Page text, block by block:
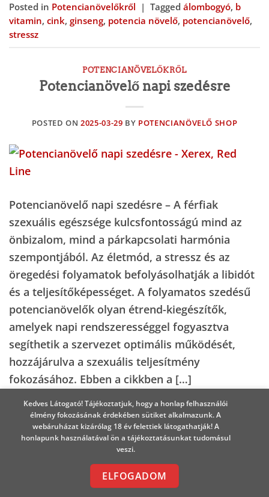
Posted in Potencianövelőkről | Tagged álombogyó, b
vitamin, cink, ginseng, potencia növelő, potencianövelő,
stressz
POTENCIANÖVELŐKRŐL
Potencianövelő napi szedésre
POSTED ON2025-03-29 BY POTENCIANÖVELŐ SHOP
Potencianövelő napi szedésre – A férfiak
szexuális egészsége kulcsfontosságú mind az
önbizalom, mind a párkapcsolati harmónia
szempontjából. Az életmód, a stressz és az
öregedési folyamatok befolyásolhatják a libidót
és a teljesítőképességet. A folyamatos szedésű
potencianövelők olyan étrend-kiegészítők,
amelyek napi rendszerességgel fogyasztva
segíthetik a szervezet optimális működését,
hozzájárulva a szexuális teljesítmény
fokozásához. Ebben a cikkben a […]
TOVÁBB OLVASOM→
likopin,maca,potencia
potencianövelők,red line
Kedves Látogató! Tájékoztatjuk, hogy a honlap felhasználói
élmény fokozásának érdekében sütiket alkalmazunk. A
webáruházat kizárólag 18 év felettiek látogathatják! A
honlapunk használatával ön a tájékoztatásunkat tudomásul
veszi.
ELFOGADOM